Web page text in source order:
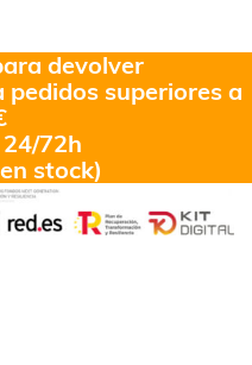
devolver
pedidos superiores a
72h
stock)